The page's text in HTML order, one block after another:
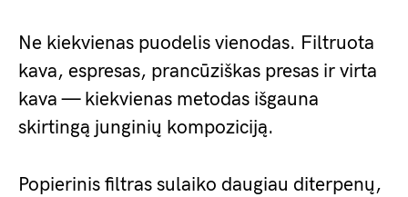
Ne kiekvienas puodelis vienodas. Filtruota
kava, espresas, prancūziškas presas ir virta
kava — kiekvienas metodas išgauna
skirtingą junginių kompoziciją.
Popierinis filtras sulaiko daugiau diterpenų,